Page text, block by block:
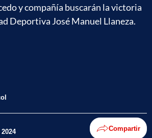
y compañía buscarán la victoria
Deportiva José Manuel Llaneza.
Compartir